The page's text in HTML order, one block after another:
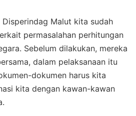
Disperindag Malut kita sudah
permasalahan perhitungan
Sebelum dilakukan, mereka
dalam pelaksanaan itu
dokumen harus kita
kita dengan kawan-kawan